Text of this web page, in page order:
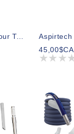
Balai-Turbine À Air Pour Tapis
45,00$CA